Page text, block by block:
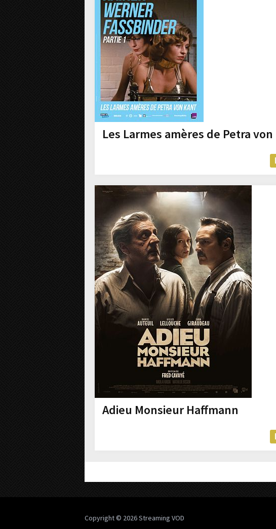
Les Larmes amères de Petra
Adieu Monsieur Haffmann
Copyright © 2026Streaming VOD